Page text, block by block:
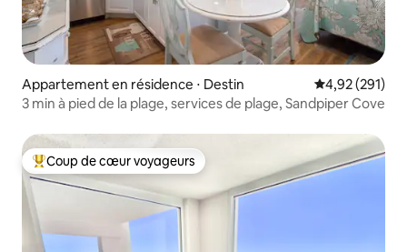
Appartement en résidence ⋅ Destin Évaluation
4,92 (291)
3 min à pied de la plage, services de plage, Sandpiper Cove
Coups de cœur voyageurs les plus appréciés
Coup de cœur voyageurs